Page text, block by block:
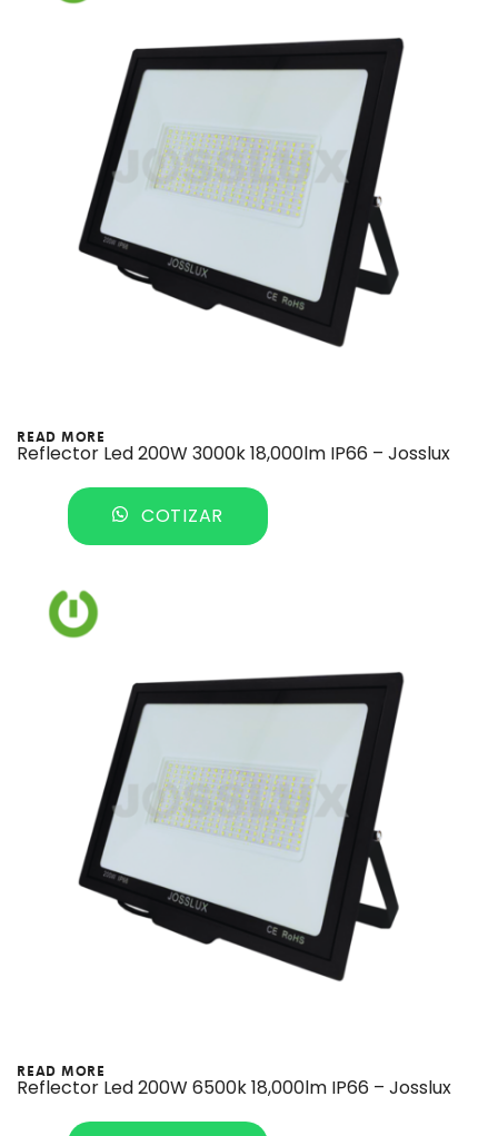
READ MORE
Reflector Led 200W 3000k 18,000lm IP66 – Josslux
COTIZAR
READ MORE
Reflector Led 200W 6500k 18,000lm IP66 – Josslux